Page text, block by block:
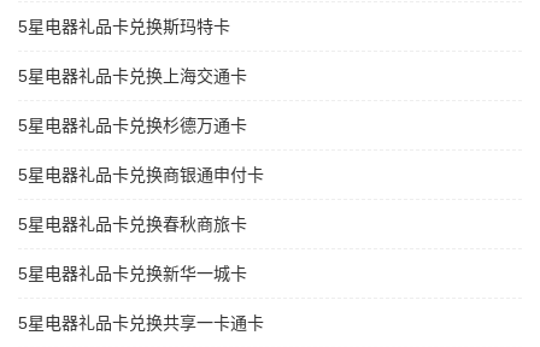
5星电器礼品卡兑换斯玛特卡
5星电器礼品卡兑换上海交通卡
5星电器礼品卡兑换杉德万通卡
5星电器礼品卡兑换商银通申付卡
5星电器礼品卡兑换春秋商旅卡
5星电器礼品卡兑换新华一城卡
5星电器礼品卡兑换共享一卡通卡